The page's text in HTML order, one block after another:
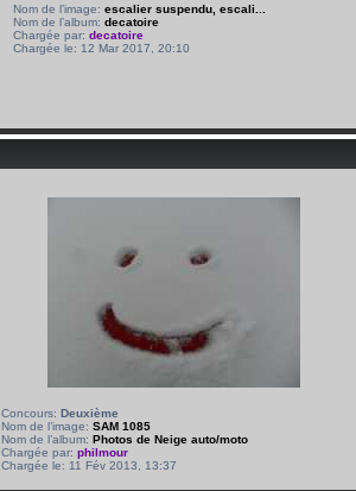
Nom de l’image: escalier suspendu, escali...
Nom de l’album: decatoire
Chargée par: decatoire
Chargée le: 12 Mar 2017, 20:10
Concours: Deuxième
Nom de l’image: SAM 1085
Nom de l’album: Photos de Neige auto/moto
Chargée par: philmour
Chargée le: 11 Fév 2013, 13:37